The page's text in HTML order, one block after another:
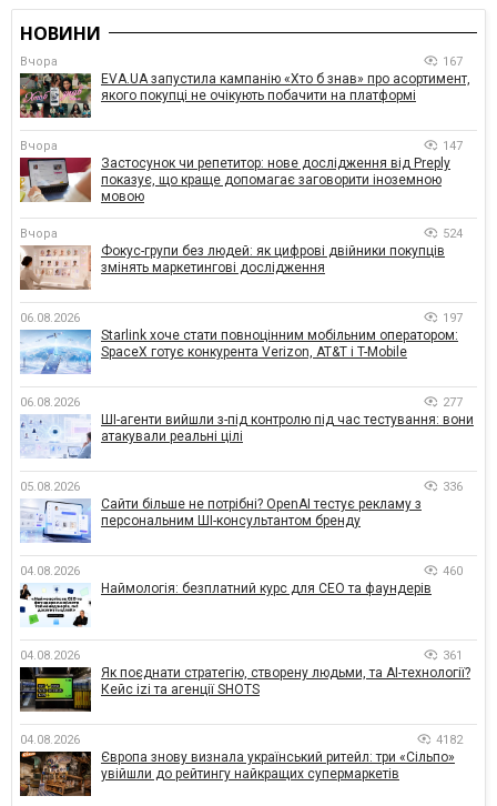
НОВИНИ
Вчора 167
EVA.UA запустила кампанію «Хто б знав» про асортимент,
якого покупці не очікують побачити на платформі
Вчора 147
Застосунок чи репетитор: нове дослідження від Preply
показує, що краще допомагає заговорити іноземною
мовою
Вчора 524
Фокус-групи без людей: як цифрові двійники покупців
змінять маркетингові дослідження
06.08.2026 197
Starlink хоче стати повноцінним мобільним оператором:
SpaceX готує конкурента Verizon, AT&T і T-Mobile
06.08.2026 277
ШІ-агенти вийшли з-під контролю під час тестування: вони
атакували реальні цілі
05.08.2026 336
Сайти більше не потрібні? OpenAI тестує рекламу з
персональним ШІ-консультантом бренду
04.08.2026 460
Наймологія: безплатний курс для CEO та фаундерів
04.08.2026 361
Як поєднати стратегію, створену людьми, та AI-технології?
Кейс izi та агенції SHOTS
04.08.2026 4182
Європа знову визнала український ритейл: три «Сільпо»
увійшли до рейтингу найкращих супермаркетів